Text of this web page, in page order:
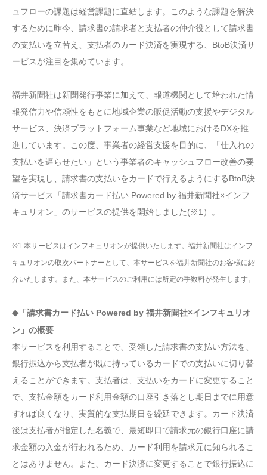
ュフローの課題は経営課題に直結します。このような課題を解決
するために昨今、請求書の請求者と支払者の仲介役として請求書
の支払いを立替え、支払者のカード決済を実現する、BtoB決済サ
ービスが注目を集めています。
福井新聞社は新聞発行事業に加えて、報道機関として培われた情
報発信力や信頼性をもとに地域企業の販促活動の支援やデジタル
サービス、決済プラットフォーム事業など地域におけるDXを推
進しています。この度、事業者の経営支援を目的に、「仕入れの
支払いを遅らせたい」という事業者のキャッシュフロー改善の要
望を実現し、請求書の支払いをカードで行えるようにするBtoB決
済サービス「請求書カード払い Powered by 福井新聞社×インフ
キュリオン」のサービスの提供を開始しました(※1）。
※1 本サービスはインフキュリオンが提供いたします。福井新聞社はインフ
キュリオンの取次パートナーとして、本サービスを福井新聞社のお客様に紹
介いたします。また、本サービスのご利用には所定の手数料が発生します。
◆「請求書カード払い Powered by 福井新聞社×インフキュリオ
ン」の概要
本サービスを利用することで、受領した請求書の支払い方法を、
銀行振込から支払者が既に持っているカードでの支払いに切り替
えることができます。支払者は、支払いをカードに変更すること
で、支払金額をカード利用金額の口座引き落とし期日までに用意
すれば良くなり、実質的な支払期日を繰延できます。カード決済
後は支払者が指定した名義で、最短即日で請求元の銀行口座に請
求金額の入金が行われるため、カード利用を請求元に知られるこ
とはありません。また、カード決済に変更することで銀行振込に